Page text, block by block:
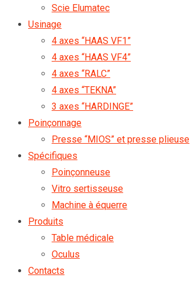
Scie Elumatec
Usinage
4 axes “HAAS VF1”
4 axes “HAAS VF4”
4 axes “RALC”
4 axes “TEKNA”
3 axes “HARDINGE”
Poinçonnage
Presse “MIOS” et presse plieuse
Spécifiques
Poinçonneuse
Vitro sertisseuse
Machine à équerre
Produits
Table médicale
Oculus
Contacts